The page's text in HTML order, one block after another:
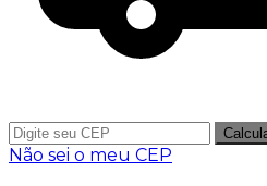
Não sei o meu CEP